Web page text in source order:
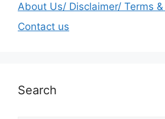
About Us/ Disclaimer/ Terms
Contact us
Search